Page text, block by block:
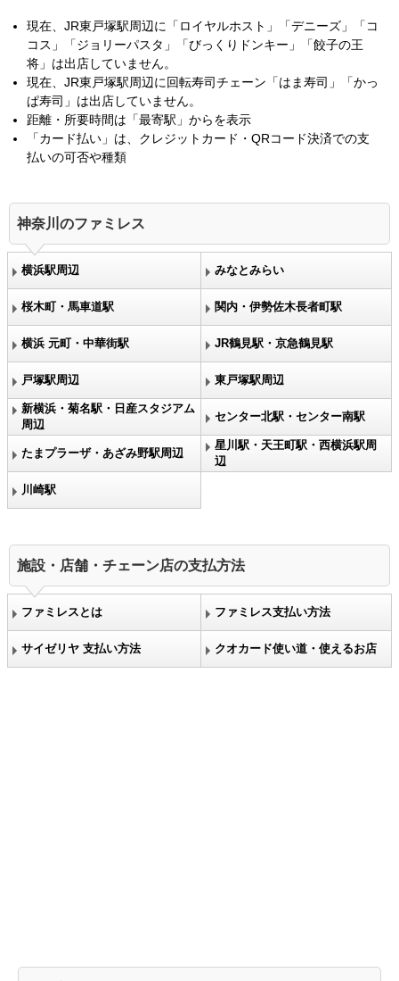
現在、JR東戸塚駅周辺に「ロイヤルホスト」「デニーズ」「コ
コス」「ジョリーパスタ」「びっくりドンキー」「餃子の王
将」は出店していません。
現在、JR東戸塚駅周辺に回転寿司チェーン「はま寿司」「かっ
ぱ寿司」は出店していません。
距離・所要時間は「最寄駅」からを表示
「カード払い」は、クレジットカード・QRコード決済での支
払いの可否や種類
神奈川のファミレス
横浜駅周辺 みなとみらい
桜木町・馬車道駅 関内・伊勢佐木長者町駅
横浜 元町・中華街駅 JR鶴見駅・京急鶴見駅
戸塚駅周辺 東戸塚駅周辺
新横浜・菊名駅・日産スタジアム
周辺
センター北駅・センター南駅
たまプラーザ・あざみ野駅周辺
星川駅・天王町駅・西横浜駅周
辺
川崎駅
施設・店舗・チェーン店の支払方法
ファミレスとは ファミレス支払い方法
サイゼリヤ 支払い方法 クオカード使い道・使えるお店